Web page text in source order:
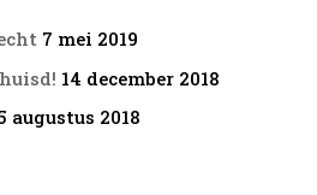
7 mei 2019
14 december 2018
augustus 2018